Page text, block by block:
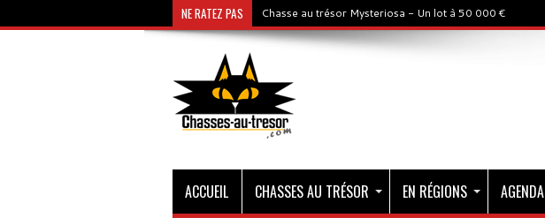
NE RATEZ PAS Chasse au trésor Mysteriosa - Un lot à 50 000 €
ACCUEIL CHASSES AU TRÉSOR EN RÉGIONS AGENDA